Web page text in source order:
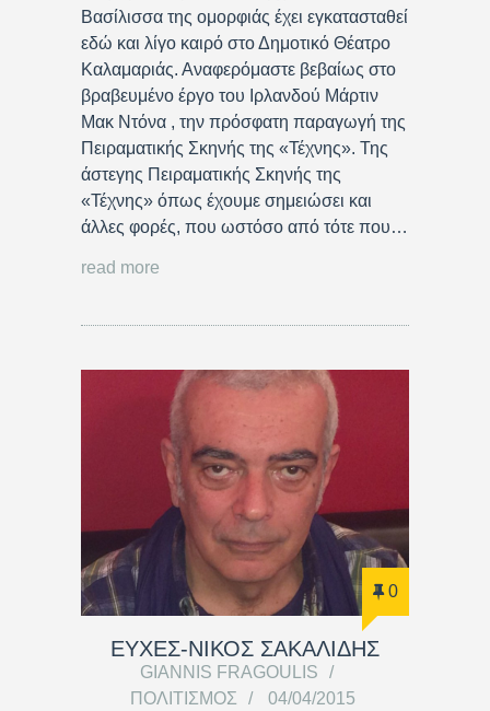
Βασίλισσα της ομορφιάς έχει εγκατασταθεί
εδώ και λίγο καιρό στο Δημοτικό Θέατρο
Καλαμαριάς. Αναφερόμαστε βεβαίως στο
βραβευμένο έργο του Ιρλανδού Μάρτιν
Μακ Ντόνα , την πρόσφατη παραγωγή της
Πειραματικής Σκηνής της «Τέχνης». Της
άστεγης Πειραματικής Σκηνής της
«Τέχνης» όπως έχουμε σημειώσει και
άλλες φορές, που ωστόσο από τότε που…
read more
0
ΕΥΧΕΣ-ΝΙΚΟΣ ΣΑΚΑΛΙΔΗΣ
GIANNIS FRAGOULIS
ΠΟΛΙΤΙΣΜΌΣ
04/04/2015